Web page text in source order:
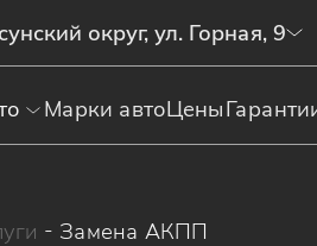
округ, ул. Горная, 9
Марки автоЦены
- Замена АКПП